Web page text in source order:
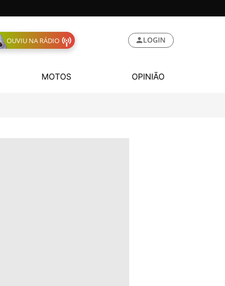
OUVIU NA RÁDIO LOGIN
MOTOS OPINIÃO